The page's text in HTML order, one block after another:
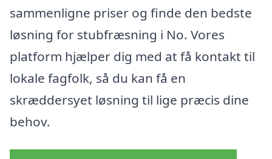
sammenligne priser og finde den bedste
løsning for stubfræsning i No. Vores
platform hjælper dig med at få kontakt til
lokale fagfolk, så du kan få en
skræddersyet løsning til lige præcis dine
behov.